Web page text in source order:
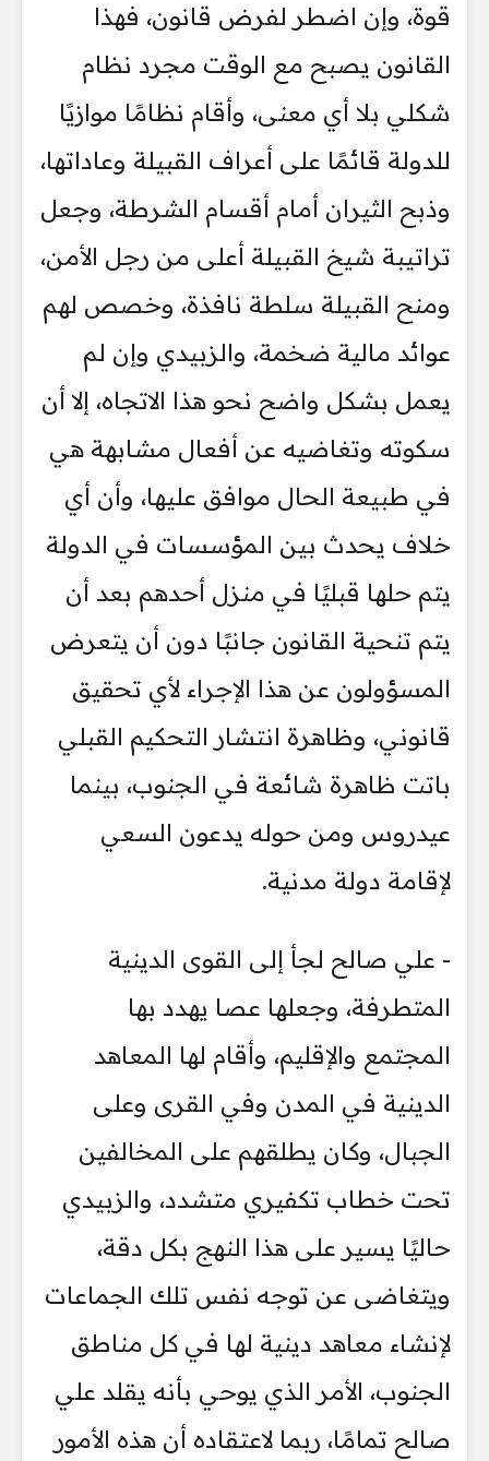
قوة، وإن اضطر لفرض قانون، فهذا
القانون يصبح مع الوقت مجرد نظام
شكلي بلا أي معنى، وأقام نظامًا موازيًا
للدولة قائمًا على أعراف القبيلة وعاداتها،
وذبح الثيران أمام أقسام الشرطة، وجعل
تراتيبة شيخ القبيلة أعلى من رجل الأمن،
ومنح القبيلة سلطة نافذة، وخصص لهم
عوائد مالية ضخمة، والزبيدي وإن لم
يعمل بشكل واضح نحو هذا الاتجاه، إلا أن
سكوته وتغاضيه عن أفعال مشابهة هي
في طبيعة الحال موافق عليها، وأن أي
خلاف يحدث بين المؤسسات في الدولة
يتم حلها قبليًا في منزل أحدهم بعد أن
يتم تنحية القانون جانبًا دون أن يتعرض
المسؤولون عن هذا الإجراء لأي تحقيق
قانوني، وظاهرة انتشار التحكيم القبلي
باتت ظاهرة شائعة في الجنوب، بينما
عيدروس ومن حوله يدعون السعي
لإقامة دولة مدنية.
- علي صالح لجأ إلى القوى الدينية
المتطرفة، وجعلها عصا يهدد بها
المجتمع والإقليم، وأقام لها المعاهد
الدينية في المدن وفي القرى وعلى
الجبال، وكان يطلقهم على المخالفين
تحت خطاب تكفيري متشدد، والزبيدي
حاليًا يسير على هذا النهج بكل دقة،
ويتغاضى عن توجه نفس تلك الجماعات
لإنشاء معاهد دينية لها في كل مناطق
الجنوب، الأمر الذي يوحي بأنه يقلد علي
صالح تمامًا، ربما لاعتقاده أن هذه الأمور